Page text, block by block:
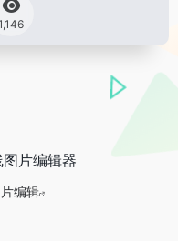
片编辑器
编辑